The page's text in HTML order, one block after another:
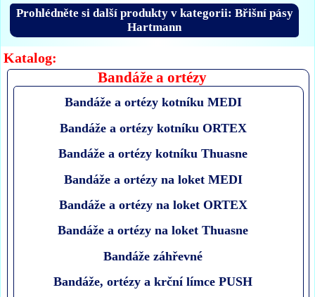
Katalog:
Bandáže a ortézy
Bandáže a ortézy kotníku MEDI
Bandáže a ortézy kotníku ORTEX
Bandáže a ortézy kotníku Thuasne
Bandáže a ortézy na loket MEDI
Bandáže a ortézy na loket ORTEX
Bandáže a ortézy na loket Thuasne
Bandáže záhřevné
Bandáže, ortézy a krční límce PUSH
Prohlédněte si další produkty v kategorii: Břišní pásy
Hartmann